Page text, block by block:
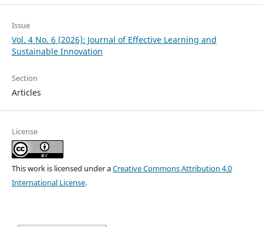
Issue
Vol. 4 No. 6 (2026): Journal of Effective Learning and
Sustainable Innovation
Section
Articles
License
This work is licensed under aCreative Commons Attribution 4.0
International License.